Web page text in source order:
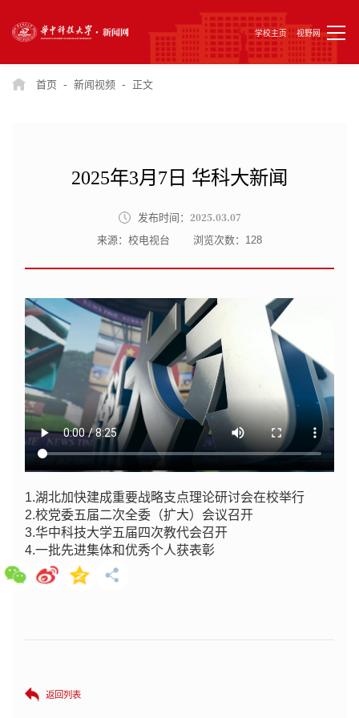
学校主页 视野网
首页 - 新闻视频 - 正文
2025年3月7日 华科大新闻
发布时间： 2025.03.07
来源：校电视台 浏览次数： 128
1.湖北加快建成重要战略支点理论研讨会在校举行
2.校党委五届二次全委（扩大）会议召开
3.华中科技大学五届四次教代会召开
4.一批先进集体和优秀个人获表彰
返回列表